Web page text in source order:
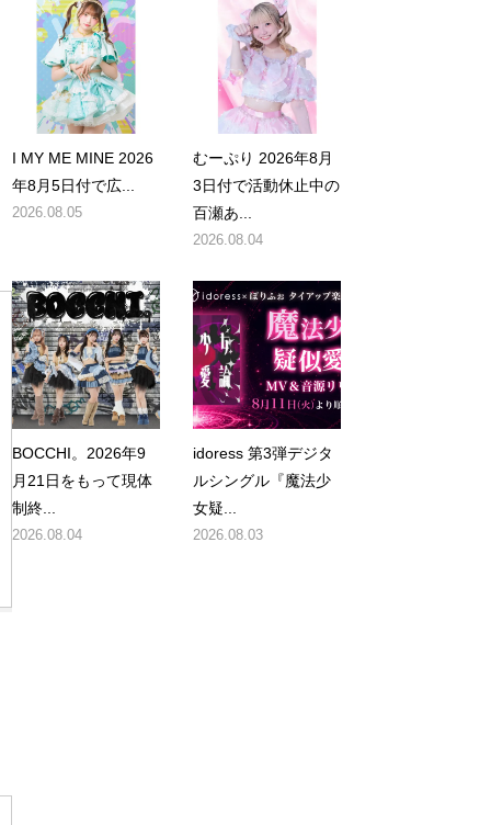
I MY ME MINE 2026
年8月5日付で広...
2026.08.05
むーぷり 2026年8月
3日付で活動休止中の
百瀬あ...
2026.08.04
BOCCHI。2026年9
月21日をもって現体
制終...
2026.08.04
idoress 第3弾デジタ
ルシングル『魔法少
女疑...
2026.08.03